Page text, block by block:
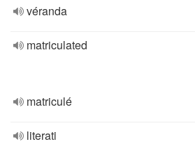
véranda
matriculated
matriculé
literati